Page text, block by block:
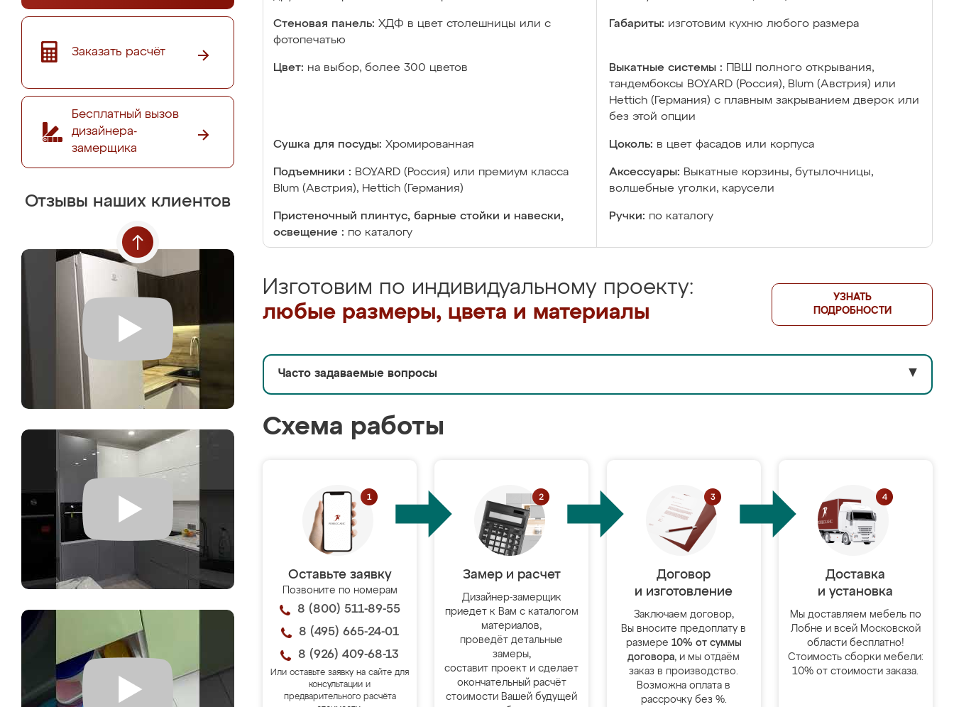
Заказать расчёт
Бесплатный вызов
дизайнера-
замерщика
Отзывы наших клиентов
Стеновая панель: ХДФ в цвет столешницы или с
фотопечатью
Габариты: изготовим кухню любого размера
Цвет: на выбор, более 300 цветов Выкатные системы :
ПВШ полного открывания,
тандембоксы BOYARD (Россия), Blum (Австрия) или
Hettich (Германия) с плавным закрыванием дверок или
без этой опции
Сушка для посуды: Хромированная Цоколь: в цвет фасадов или корпуса
Подъемники : BOYARD (Россия) или премиум класса
Blum (Австрия), Hettich (Германия)
Аксессуары: Выкатные корзины, бутылочницы,
волшебные уголки, карусели
Пристеночный плинтус, барные стойки и навески,
освещение : по каталогу
Ручки: по каталогу
Изготовим по индивидуальному проекту:
любые размеры, цвета и материалы
УЗНАТЬ
ПОДРОБНОСТИ
Часто задаваемые вопросы ▼
Схема работы
Оставьте заявку
Позвоните по номерам
8 (800) 511-89-55
8 (495) 665-24-01
8 (926) 409-68-13
Или оставьте заявку на сайте для
консультации и
предварительного расчёта
Замер и расчет
Дизайнер-замерщик
приедет к Вам с каталогом
материалов,
проведёт детальные
замеры,
составит проект и сделает
окончательный расчёт
стоимости Вашей будущей
Договор
и изготовление
Заключаем договор,
Вы вносите предоплату в
размере 10% от суммы
договора, и мы отдаём
заказ в производство.
Возможна оплата в
рассрочку без %.
Доставка
и установка
Мы доставляем мебель по
Лобне и всей Московской
области бесплатно!
Стоимость сборки мебели:
10% от стоимости заказа.